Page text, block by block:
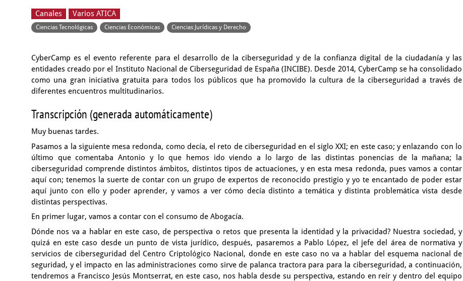
Canales Varios ATICA
Ciencias Tecnológicas Ciencias Económicas Ciencias Jurídicas y Derecho
CyberCamp es el evento referente para el desarrollo de la ciberseguridad y de la confianza digital de la ciudadanía y las
entidades creado por el Instituto Nacional de Ciberseguridad de España (INCIBE). Desde 2014, CyberCamp se ha consolidado
como una gran iniciativa gratuita para todos los públicos que ha promovido la cultura de la ciberseguridad a través de
diferentes encuentros multitudinarios.
Transcripción (generada automáticamente)
Muy buenas tardes.
Pasamos a la siguiente mesa redonda, como decía,el reto de ciberseguridad en el siglo XXI;en este caso;y enlazando con lo
último que comentaba Antonio y lo que hemos ido viendo a lo largo de las distintas ponencias de la mañana;
la
ciberseguridad comprende distintos ámbitos, distintos tipos de actuaciones, y en esta mesa redonda, pues vamos a contar
aquí con; tenemos la suerte de contar con un grupo de expertos de reconocido prestigio y yo te encantado de poder estar
aquí junto con elloy poder aprender, y vamos a ver cómo decía distinto a temática y distinta problemática vista desde
distintas perspectivas.
En primer lugar, vamos a contar con el consumo de Abogacía.
Dónde nos va a hablar en este caso,de perspectiva o retos que presenta la identidad y la privacidad? Nuestra sociedad, y
quizá en este caso desde un punto de vista jurídico, después, pasaremos a Pablo López,el jefe del área de normativa y
servicios de ciberseguridad del Centro Criptológico Nacional, donde en este caso no va a hablar del esquema nacional de
seguridad, y el impacto en las administraciones como sirve de palanca tractora para para la ciberseguridad,a continuación,
tendremos a Francisco Jesús Montserrat,en este caso, nos habla desde su perspectiva, estando en reír y dentro del equipo